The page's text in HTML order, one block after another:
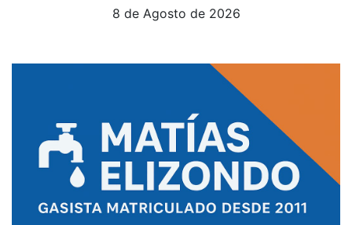
8 de Agosto de 2026